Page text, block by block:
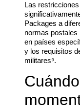
Las
Packages a
normas
en países
y los requisitos
militares⁹.